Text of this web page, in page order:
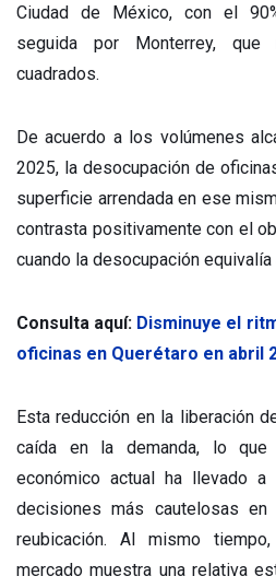
Ciudad de México, con el
seguida por Monterrey,
cuadrados.
De acuerdo a los volúmenes
2025, la desocupación de
superficie arrendada en ese
contrasta positivamente con el
cuando la desocupación equivalía
Consulta aquí: Disminuye el
oficinas en Querétaro en abril
Esta reducción en la liberación
caída en la demanda, lo
económico actual ha llevado
decisiones más cautelosas
reubicación. Al mismo
mercado muestra una relativa